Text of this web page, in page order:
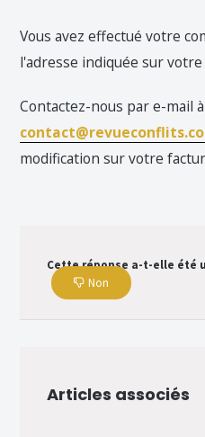
Vous avez effectué votre
l'adresse indiquée sur
Contactez-nous par e-mail à
modification sur votre
Cette réponse a-t-elle été
Non
Articles associés